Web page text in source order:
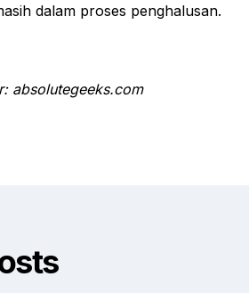
dalam proses penghalusan.
absolutegeeks.com